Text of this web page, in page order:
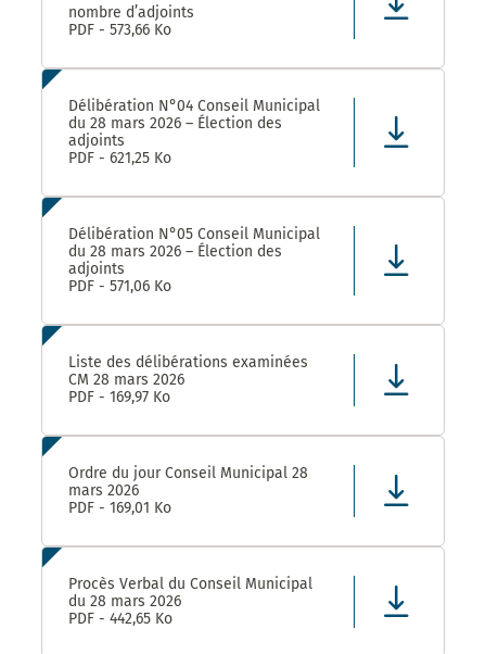
nombre d’adjoints
PDF - 573,66 Ko
Délibération N°04 Conseil Municipal
du 28 mars 2026 – Élection des
adjoints
PDF - 621,25 Ko
Délibération N°05 Conseil Municipal
du 28 mars 2026 – Élection des
adjoints
PDF - 571,06 Ko
Liste des délibérations examinées
CM 28 mars 2026
PDF - 169,97 Ko
Ordre du jour Conseil Municipal 28
mars 2026
PDF - 169,01 Ko
Procès Verbal du Conseil Municipal
du 28 mars 2026
PDF - 442,65 Ko